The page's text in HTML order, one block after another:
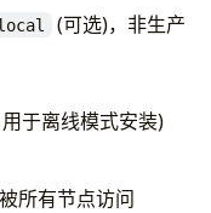
(可选)，非生产
于离线模式安装)
所有节点访问